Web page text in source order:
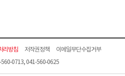
리방침 저작권정책
이메일무단수집거부
0713, 041-560-0625